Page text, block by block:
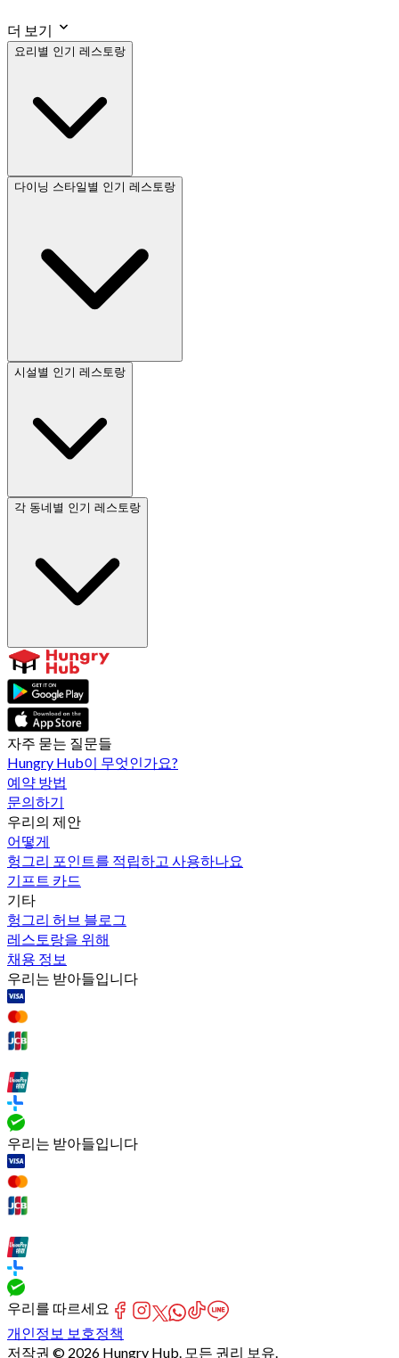
더 보기
요리별 인기 레스토랑
다이닝 스타일별 인기 레스토랑
시설별 인기 레스토랑
각 동네별 인기 레스토랑
자주 묻는 질문들
Hungry Hub이 무엇인가요?
예약 방법
문의하기
우리의 제안
어떻게
헝그리 포인트를 적립하고 사용하나요
기프트 카드
기타
헝그리 허브 블로그
레스토랑을 위해
채용 정보
우리는 받아들입니다
우리는 받아들입니다
우리를 따르세요
개인정보 보호정책
저작권 © 2026 Hungry Hub. 모든 권리 보유.